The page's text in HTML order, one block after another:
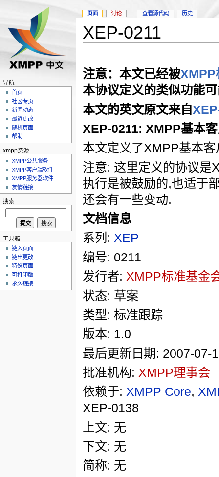
XEP-0211
注意：本文已经被XMPP
本协议定义的类似功能
本文的英文原文来自
XEP-0211: XMPP基本
本文定义了XMPP基本
注意: 这里定义的协议是
执行是被鼓励的,也适于
还会有一些变动.
文档信息
系列: XEP
编号: 0211
发行者: XMPP标准基金
状态: 草案
类型: 标准跟踪
版本: 1.0
最后更新日期: 2007-07-
批准机构: XMPP理事会
依赖于: XMPP Core,
XEP-0138
上文: 无
下文: 无
简称: 无
页面 讨论 查看源代码 历史
导航
首页
社区专页
新闻动态
最近更改
随机页面
帮助
xmpp资源
XMPP公共服务
XMPP客户端软件
XMPP服务器软件
友情链接
搜索
工具箱
链入页面
链出更改
特殊页面
可打印版
永久链接